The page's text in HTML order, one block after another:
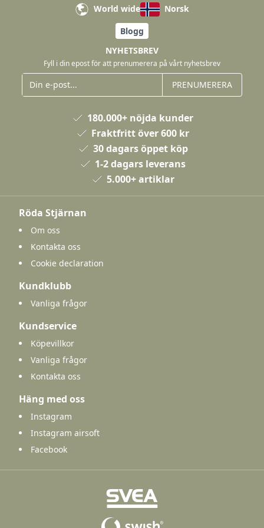
World wide Norsk
Blogg
NYHETSBREV
Fyll i din epost för att prenumerera på vårt nyhetsbrev
PRENUMERERA
180.000+ nöjda kunder
Fraktfritt över 600 kr
30 dagars öppet köp
1-2 dagars leverans
5.000+ artiklar
Röda Stjärnan
Om oss
Kontakta oss
Cookie declaration
Kundklubb
Vanliga frågor
Kundservice
Köpevillkor
Vanliga frågor
Kontakta oss
Häng med oss
Instagram
Instagram airsoft
Facebook